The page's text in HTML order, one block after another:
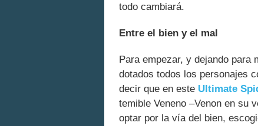
todo cambiará.
Entre el bien y el mal
Para empezar, y dejando para
dotados todos los personajes
decir que en este Ultimate
temible Veneno –Venon en su
optar por la vía del bien,